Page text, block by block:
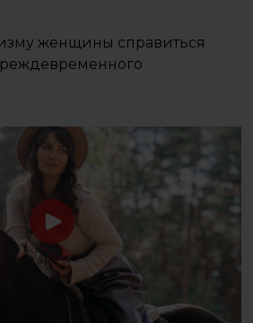
женщины справиться